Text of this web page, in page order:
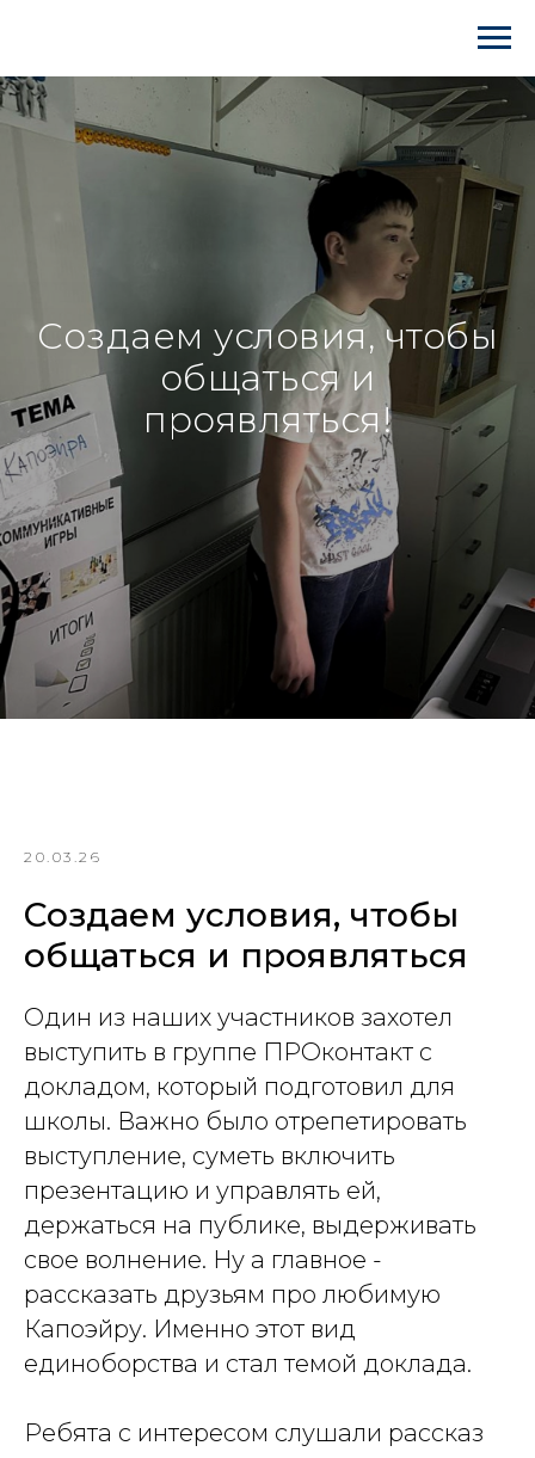
Создаем условия, чтобы
общаться и
проявляться!
20.03.26
Создаем условия, чтобы
общаться и проявляться
Один из наших участников захотел
выступить в группе ПРОконтакт с
докладом, который подготовил для
школы. Важно было отрепетировать
выступление, суметь включить
презентацию и управлять ей,
держаться на публике, выдерживать
свое волнение. Ну а главное -
рассказать друзьям про любимую
Капоэйру. Именно этот вид
единоборства и стал темой доклада.
Ребята с интересом слушали рассказ